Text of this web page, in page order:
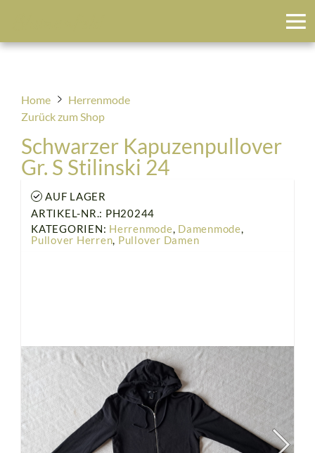
Home
Herrenmode
Zurück zum Shop
Schwarzer Kapuzenpullover
Gr. S Stilinski 24
AUF LAGER
ARTIKEL-NR.: PH20244
KATEGORIEN: Herrenmode, Damenmode,
Pullover Herren, Pullover Damen